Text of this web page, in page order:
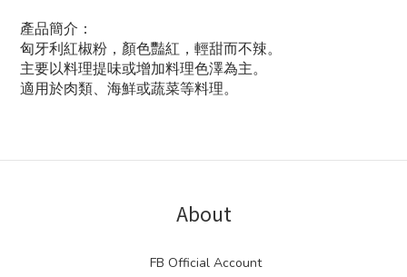
產品簡介：
匈牙利紅椒粉，顏色豔紅，輕甜而不辣。
主要以料理提味或增加料理色澤為主。
適用於肉類、海鮮或蔬菜等料理。
About
FB Official Account